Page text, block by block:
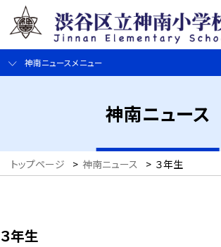
神南ニュースメニュー
神南ニュース
トップページ > 神南ニュース > ３年生
３年生